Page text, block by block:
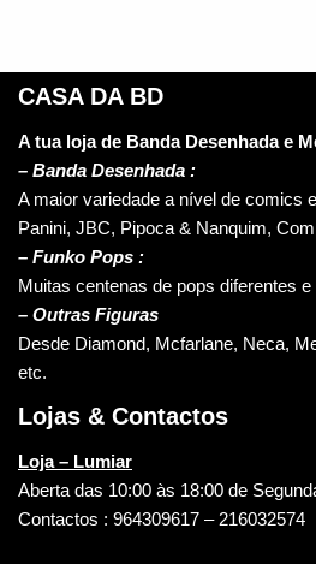
CASA DA BD
A tua loja de Banda Desenhada e
– Banda Desenhada :
A maior variedade a nível de comics
Panini, JBC, Pipoca & Nanquim,
– Funko Pops :
Muitas centenas de pops diferentes
– Outras Figuras
Desde Diamond, Mcfarlane, Neca,
etc.
Lojas & Contactos
Loja – Lumiar
Aberta das 10:00 às 18:00 de
Contactos : 964309617 – 216032574